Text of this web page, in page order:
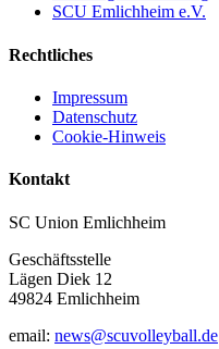
SCU Emlichheim e.V.
Rechtliches
Impressum
Datenschutz
Cookie-Hinweis
Kontakt
SC Union Emlichheim
Geschäftsstelle
Lägen Diek 12
49824 Emlichheim
email: news@scuvolleyball.de